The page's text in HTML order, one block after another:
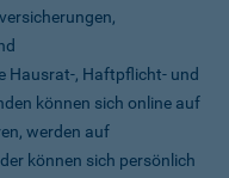
Hausrat-, Haftpflicht- und
können sich online auf
werden auf
können sich persönlich